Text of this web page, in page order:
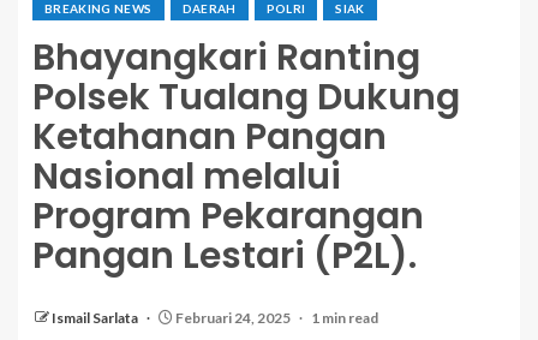
BREAKING NEWS DAERAH POLRI SIAK
Bhayangkari Ranting
Polsek Tualang Dukung
Ketahanan Pangan
Nasional melalui
Program Pekarangan
Pangan Lestari (P2L).
Ismail Sarlata Februari 24, 2025 1 min read